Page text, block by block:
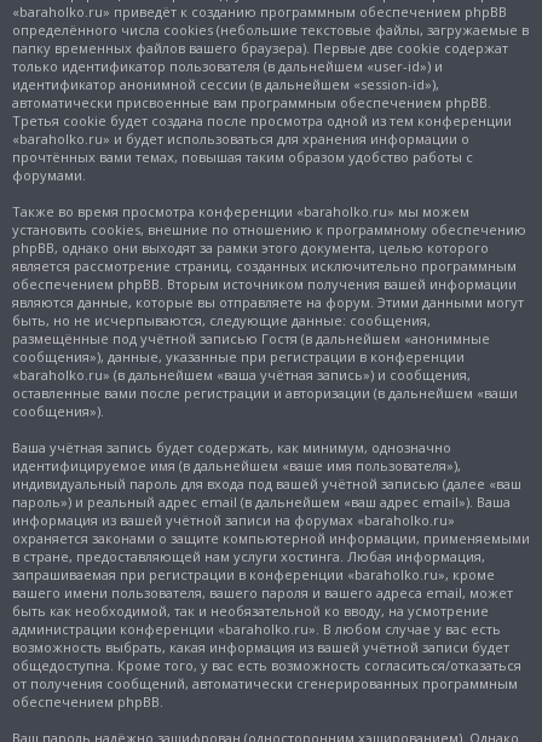
«baraholko.ru» приведёт к созданию программным обеспечением phpBB
определённого числа cookies (небольшие текстовые файлы, загружаемые в
папку временных файлов вашего браузера). Первые две cookie содержат
только идентификатор пользователя (в дальнейшем «user-id») и
идентификатор анонимной сессии (в дальнейшем «session-id»),
автоматически присвоенные вам программным обеспечением phpBB.
Третья cookie будет создана после просмотра одной из тем конференции
«baraholko.ru» и будет использоваться для хранения информации о
прочтённых вами темах, повышая таким образом удобство работы с
форумами.
Также во время просмотра конференции «baraholko.ru» мы можем
установить cookies, внешние по отношению к программному обеспечению
phpBB, однако они выходят за рамки этого документа, целью которого
является рассмотрение страниц, созданных исключительно программным
обеспечением phpBB. Вторым источником получения вашей информации
являются данные, которые вы отправляете на форум. Этими данными могут
быть, но не исчерпываются, следующие данные: сообщения,
размещённые под учётной записью Гостя (в дальнейшем «анонимные
сообщения»), данные, указанные при регистрации в конференции
«baraholko.ru» (в дальнейшем «ваша учётная запись») и сообщения,
оставленные вами после регистрации и авторизации (в дальнейшем «ваши
сообщения»).
Ваша учётная запись будет содержать, как минимум, однозначно
идентифицируемое имя (в дальнейшем «ваше имя пользователя»),
индивидуальный пароль для входа под вашей учётной записью (далее «ваш
пароль») и реальный адрес email (в дальнейшем «ваш адрес email»). Ваша
информация из вашей учётной записи на форумах «baraholko.ru»
охраняется законами о защите компьютерной информации, применяемыми
в стране, предоставляющей нам услуги хостинга. Любая информация,
запрашиваемая при регистрации в конференции «baraholko.ru», кроме
вашего имени пользователя, вашего пароля и вашего адреса email, может
быть как необходимой, так и необязательной ко вводу, на усмотрение
администрации конференции «baraholko.ru». В любом случае у вас есть
возможность выбрать, какая информация из вашей учётной записи будет
общедоступна. Кроме того, у вас есть возможность согласиться/отказаться
от получения сообщений, автоматически сгенерированных программным
обеспечением phpBB.
Ваш пароль надёжно зашифрован (односторонним хэшированием). Однако